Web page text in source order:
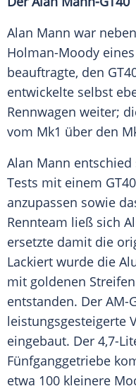
Alan Mann war
Holman-Moody
beauftragte, den
entwickelte selbst
Rennwagen weiter;
vom Mk1 über den
Alan Mann
Tests mit einem
anzupassen sowie
Rennteam ließ sich
ersetzte damit die
Lackiert wurde die
mit goldenen
entstanden. Der AM-
leistungsgesteigerte
eingebaut. Der 4,7-
Fünfganggetriebe
etwa 100 kleinere